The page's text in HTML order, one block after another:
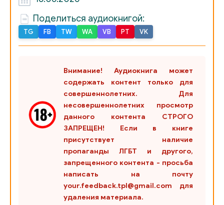
Поделиться аудиокнигой:
TG FB TW WA VB PT VK
Внимание! Аудиокнига может
содержать контент только для
совершеннолетних. Для
несовершеннолетних просмотр
данного контента СТРОГО
ЗАПРЕЩЕН! Если в книге
присутствует наличие
пропаганды ЛГБТ и другого,
запрещенного контента - просьба
написать на почту
your.feedback.tpl@gmail.com для
удаления материала.